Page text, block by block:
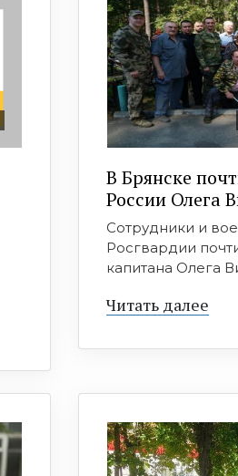
В Брянске
России Олега
Сотрудники и
Росгвардии
капитана Олега
Читать далее